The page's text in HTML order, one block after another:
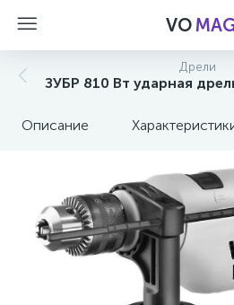
VO
Дрели
ЗУБР 810 Вт ударная
Описание